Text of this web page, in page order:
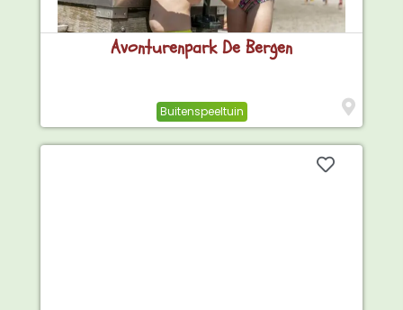
Avonturenpark De Bergen
Buitenspeeltuin